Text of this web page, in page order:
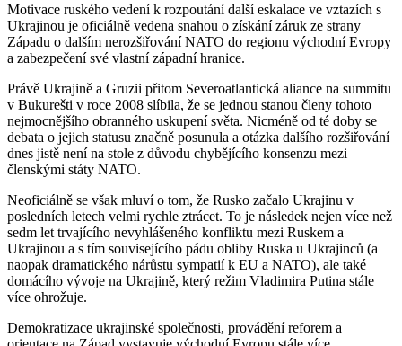
Motivace ruského vedení k rozpoutání další eskalace ve vztazích s
Ukrajinou je oficiálně vedena snahou o získání záruk ze strany
Západu o dalším nerozšiřování NATO do regionu východní Evropy
a zabezpečení své vlastní západní hranice.
Právě Ukrajině a Gruzii přitom Severoatlantická aliance na summitu
v Bukurešti v roce 2008 slíbila, že se jednou stanou členy tohoto
nejmocnějšího obranného uskupení světa. Nicméně od té doby se
debata o jejich statusu značně posunula a otázka dalšího rozšiřování
dnes jistě není na stole z důvodu chybějícího konsenzu mezi
členskými státy NATO.
Neoficiálně se však mluví o tom, že Rusko začalo Ukrajinu v
posledních letech velmi rychle ztrácet. To je následek nejen více než
sedm let trvajícího nevyhlášeného konfliktu mezi Ruskem a
Ukrajinou a s tím souvisejícího pádu obliby Ruska u Ukrajinců (a
naopak dramatického nárůstu sympatií k EU a NATO), ale také
domácího vývoje na Ukrajině, který režim Vladimira Putina stále
více ohrožuje.
Demokratizace ukrajinské společnosti, provádění reforem a